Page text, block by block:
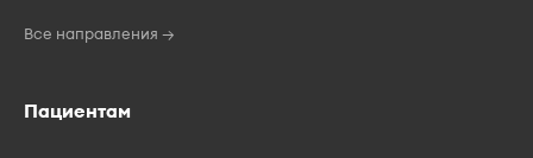
Все направления →
Пациентам